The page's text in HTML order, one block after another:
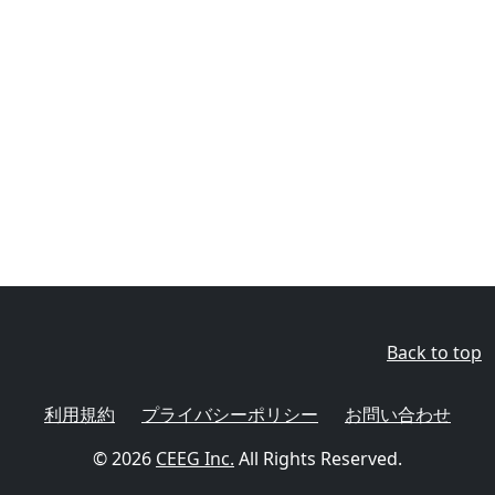
Back to top
利用規約 プライバシーポリシー
お問い合わせ
© 2026 CEEG Inc. All Rights Reserved.